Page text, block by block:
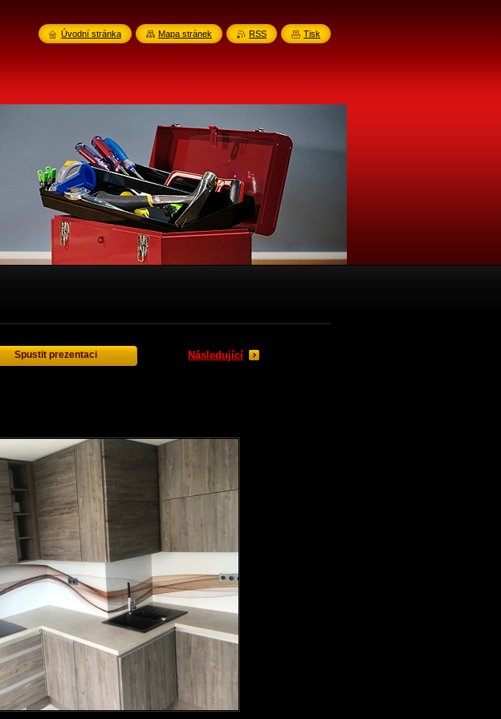
Spustit prezentaci Následující
Úvodní stránka Mapa stránek RSS Tisk